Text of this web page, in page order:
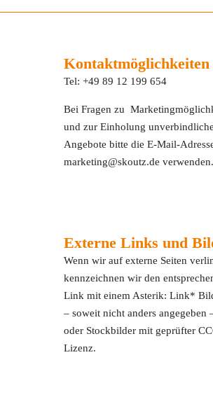
Kontaktmöglichkeiten
Tel: +49 89 12 199 654
Bei Fragen zu
und zur Einholung
Angebote bitte die E-Mail-
marketing@skoutz.de verwenden.
Externe Links und
Wenn wir auf externe Seiten
kennzeichnen wir den
Link mit einem Asterik: Link*
– soweit nicht anders angegeben
oder Stockbilder mit geprüfter
Lizenz.